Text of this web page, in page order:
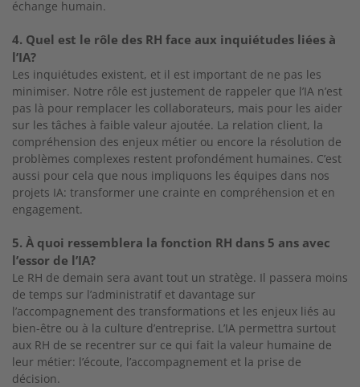
échange humain.
4. Quel est le rôle des RH face aux inquiétudes liées à
l’IA?
Les inquiétudes existent, et il est important de ne pas les
minimiser. Notre rôle est justement de rappeler que l’IA n’est
pas là pour remplacer les collaborateurs, mais pour les aider
sur les tâches à faible valeur ajoutée. La relation client, la
compréhension des enjeux métier ou encore la résolution de
problèmes complexes restent profondément humaines. C’est
aussi pour cela que nous impliquons les équipes dans nos
projets IA: transformer une crainte en compréhension et en
engagement.
5. À quoi ressemblera la fonction RH dans 5 ans avec
l’essor de l’IA?
Le RH de demain sera avant tout un stratège. Il passera moins
de temps sur l’administratif et davantage sur
l’accompagnement des transformations et les enjeux liés au
bien-être ou à la culture d’entreprise. L’IA permettra surtout
aux RH de se recentrer sur ce qui fait la valeur humaine de
leur métier: l’écoute, l’accompagnement et la prise de
décision.